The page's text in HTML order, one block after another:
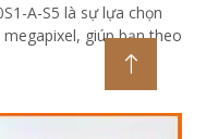
A-S5 là sự lựa chọn
giúp bạn theo